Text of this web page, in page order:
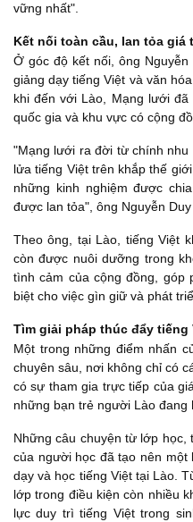
vững nhất".
Kết nối toàn cầu, lan tỏa giá
Ở góc độ kết nối, ông
giảng dạy tiếng Việt và văn
khi đến với Lào, Mạng lưới
quốc gia và khu vực có cộng
"Mạng lưới ra đời từ chính
lửa tiếng Việt trên khắp thế
những kinh nghiệm được
được lan tỏa", ông Nguyễn Duy
Theo ông, tại Lào, tiếng Việt
còn được nuôi dưỡng trong
tình cảm của cộng đồng, góp
biệt cho việc gìn giữ và phát
Tìm giải pháp thúc đẩy
Một trong những điểm nhấn
chuyên sâu, nơi không chỉ có
có sự tham gia trực tiếp của
những bạn trẻ người Lào đang
Những câu chuyện từ lớp
của người học đã tạo nên
dạy và học tiếng Việt tại Lào.
lớp trong điều kiện còn nhiều
lực duy trì tiếng Việt trong